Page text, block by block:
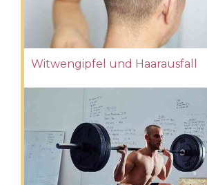
Witwengipfel und Haarausfall